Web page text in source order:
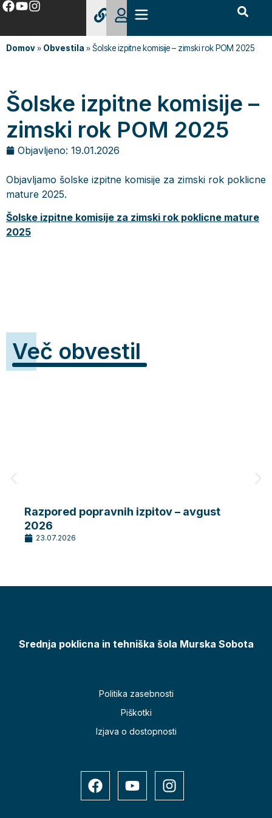
Domov» Obvestila »Šolske izpitne komisije – zimski rok POM 2025
Šolske izpitne komisije –
zimski rok POM 2025
Objavljeno: 19.01.2026
Objavljamo šolske izpitne komisije za zimski rok poklicne
mature 2025.
Šolske izpitne komisije za zimski rok poklicne mature
2025
Več obvestil
Razpored popravnih izpitov – avgust
2026
23.07.2026
Srednja poklicna in tehniška šola Murska Sobota
Politika zasebnosti
Piškotki
Izjava o dostopnosti